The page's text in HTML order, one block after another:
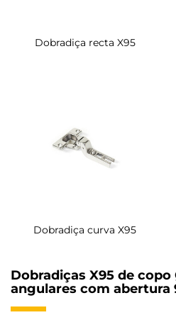
Dobradiça recta X95
Dobradiça curva X95
Dobradiças X95 de
angulares com abertura